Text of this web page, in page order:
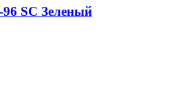
SC Зеленый